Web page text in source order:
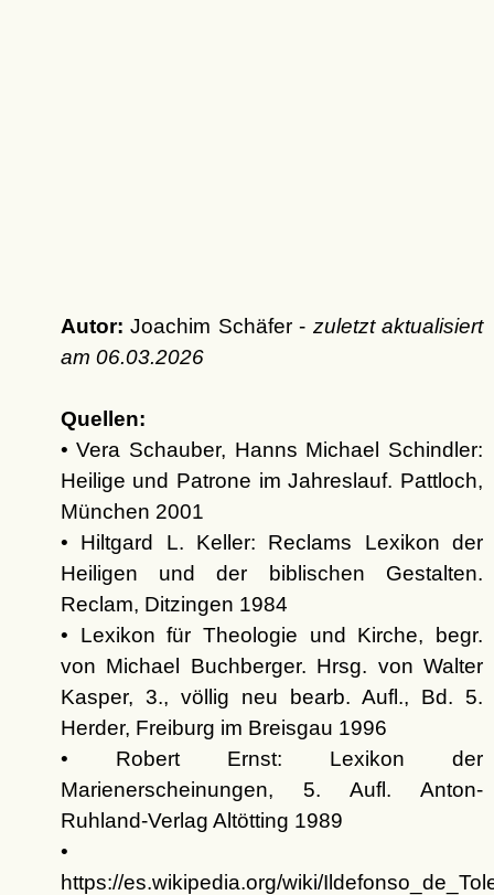
Autor: Joachim Schäfer - zuletzt aktualisiert
am 06.03.2026
Quellen:
• Vera Schauber, Hanns Michael Schindler:
Heilige und Patrone im Jahreslauf. Pattloch,
München 2001
• Hiltgard L. Keller: Reclams Lexikon der
Heiligen und der biblischen Gestalten.
Reclam, Ditzingen 1984
• Lexikon für Theologie und Kirche, begr.
von Michael Buchberger. Hrsg. von Walter
Kasper, 3., völlig neu bearb. Aufl., Bd. 5.
Herder, Freiburg im Breisgau 1996
• Robert Ernst: Lexikon der
Marienerscheinungen, 5. Aufl. Anton-
Ruhland-Verlag Altötting 1989
•
https://es.wikipedia.org/wiki/